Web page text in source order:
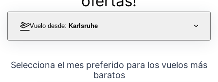
Vuelo desde: Karlsruhe
Selecciona el mes preferido para los vuelos más
baratos